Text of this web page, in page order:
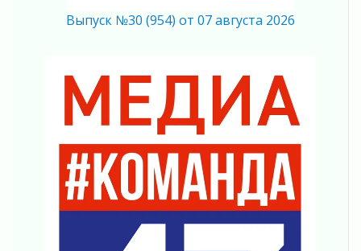
04 августа 2026
Награды нашли строителей
03 августа 2026
Ленобласть повышает производительность
труда в ЖКХ
03 августа 2026
Поддержка волонтерских объединений
03 августа 2026
Ладожский мост полностью закроют на два
Выпуск №30 (954) от 07 августа 2026